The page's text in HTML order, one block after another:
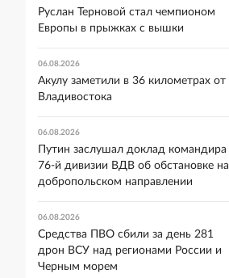
Руслан Терновой стал чемпионом
Европы в прыжках с вышки
06.08.2026
Акулу заметили в 36 километрах от
Владивостока
06.08.2026
Путин заслушал доклад командира
76-й дивизии ВДВ об обстановке на
добропольском направлении
06.08.2026
Средства ПВО сбили за день 281
дрон ВСУ над регионами России и
Черным морем